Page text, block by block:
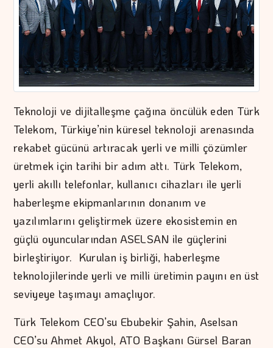
Teknoloji ve dijitalleşme çağına öncülük eden Türk
Telekom, Türkiye’nin küresel teknoloji arenasında
rekabet gücünü artıracak yerli ve milli çözümler
üretmek için tarihi bir adım attı. Türk Telekom,
yerli akıllı telefonlar, kullanıcı cihazları ile yerli
haberleşme ekipmanlarının donanım ve
yazılımlarını geliştirmek üzere ekosistemin en
güçlü oyuncularından ASELSAN ile güçlerini
birleştiriyor. Kurulan iş birliği, haberleşme
teknolojilerinde yerli ve milli üretimin payını en üst
seviyeye taşımayı amaçlıyor.
Türk Telekom CEO’su Ebubekir Şahin, Aselsan
CEO’su Ahmet Akyol, ATO Başkanı Gürsel Baran